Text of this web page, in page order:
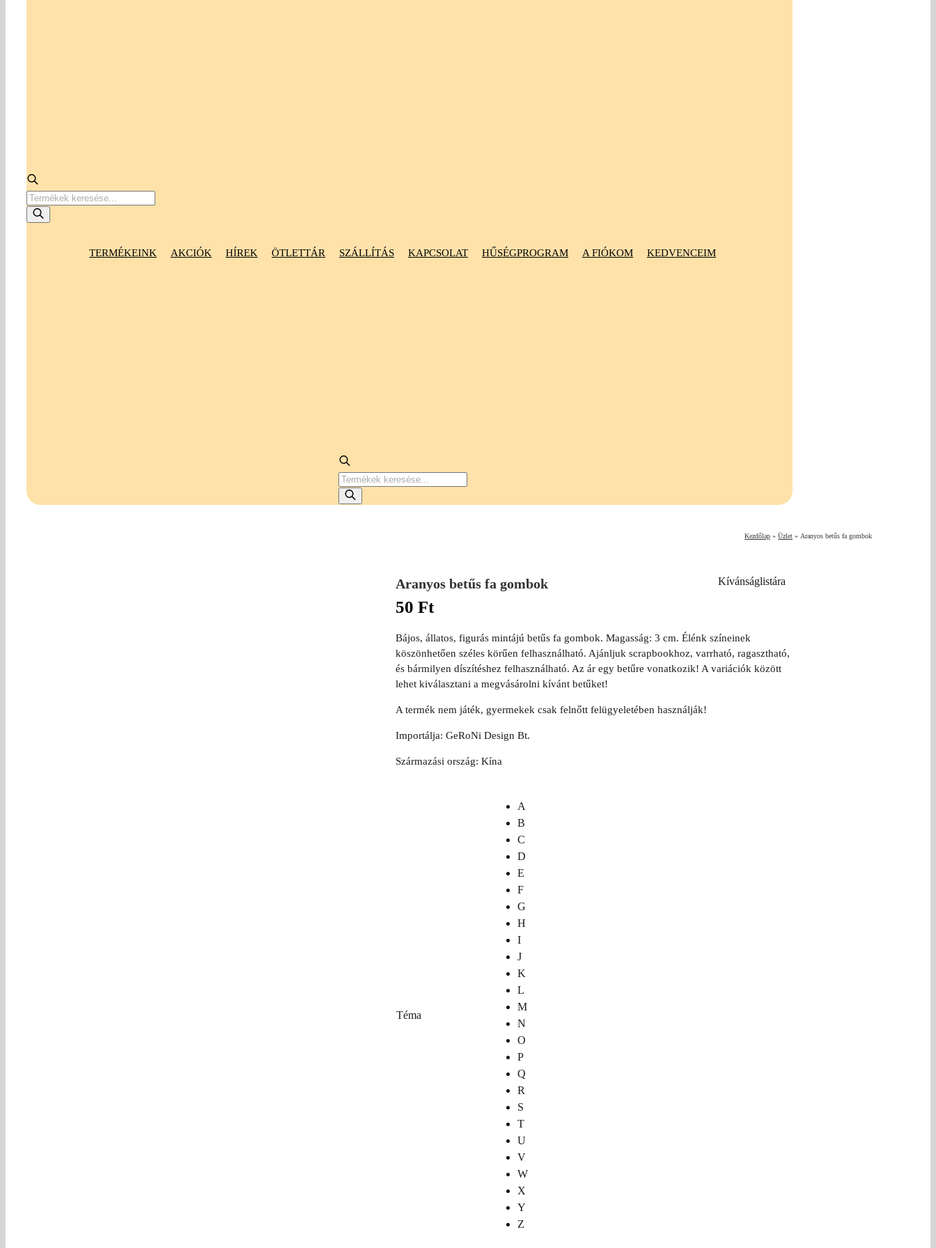
Products
search
TERMÉKEINK AKCIÓK HÍREK ÖTLETTÁR SZÁLLÍTÁS KAPCSOLAT HŰSÉGPROGRAM A FIÓKOM KEDVENCEIM
PRODUCTS
SEARCH
Kezdőlap » Üzlet » Aranyos betűs fa gombok
Aranyos betűs fa gombok
50 Ft
Bájos, állatos, figurás mintájú betűs fa gombok. Magasság: 3 cm. Élénk színeinek
köszönhetően széles körűen felhasználható. Ajánljuk scrapbookhoz, varrható, ragasztható,
és bármilyen díszítéshez felhasználható. Az ár egy betűre vonatkozik! A variációk között
lehet kiválasztani a megvásárolni kívánt betűket!
A termék nem játék, gyermekek csak felnőtt felügyeletében használják!
Importálja: GeRoNi Design Bt.
Származási ország: Kína
Téma
A
B
C
D
E
F
G
H
I
J
K
L
M
N
O
P
Q
R
S
T
U
V
W
X
Y
Z
Kívánságlistára